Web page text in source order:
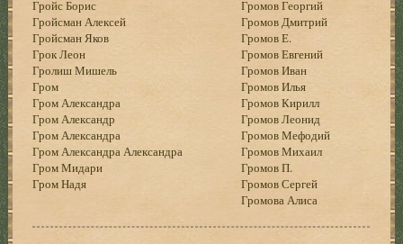
Гройс Борис
Гройсман Алексей
Гройсман Яков
Грок Леон
Гролиш Мишель
Гром
Гром Александра
Гром Александр
Гром Александра
Гром Александра Александра
Гром Мидари
Гром Надя
Громов Георгий
Громов Дмитрий
Громов Е.
Громов Евгений
Громов Иван
Громов Илья
Громов Кирилл
Громов Леонид
Громов Мефодий
Громов Михаил
Громов П.
Громов Сергей
Громова Алиса